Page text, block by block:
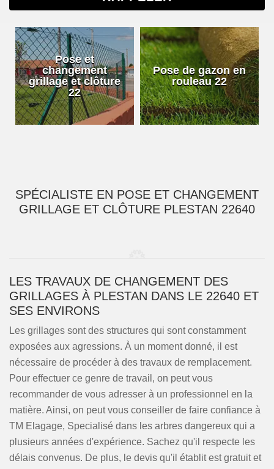
Pose et
changement
grillage et clôture
22
Pose de gazon en
rouleau 22
SPÉCIALISTE EN POSE ET CHANGEMENT
GRILLAGE ET CLÔTURE PLESTAN 22640
LES TRAVAUX DE CHANGEMENT DES
GRILLAGES À PLESTAN DANS LE 22640 ET
SES ENVIRONS
Les grillages sont des structures qui sont constamment
exposées aux agressions. À un moment donné, il est
nécessaire de procéder à des travaux de remplacement.
Pour effectuer ce genre de travail, on peut vous
recommander de vous adresser à un professionnel en la
matière. Ainsi, on peut vous conseiller de faire confiance à
TM Elagage, Specialisé dans les arbres dangereux qui a
plusieurs années d'expérience. Sachez qu'il respecte les
délais convenus. De plus, le devis qu'il établit est gratuit et